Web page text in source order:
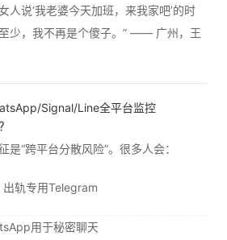
人说‘我老婆今天加班，来我家吧’的时
少，我不再是个傻子。” —— 广州，王
Signal/Line全平台监控
是“跨平台分散风险”。很多人会：
轨专用Telegram
用于秘密聊天